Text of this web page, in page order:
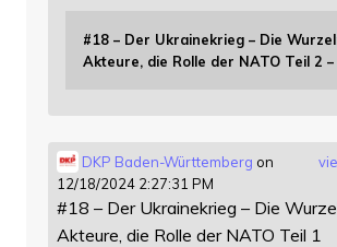
#18 – Der Ukrainekrieg – Die
Akteure, die Rolle der NATO Teil 2 –
DKP Baden-Württemberg on
12/18/2024 2:27:31 PM
#18 – Der Ukrainekrieg – Die
Akteure, die Rolle der NATO Teil 1